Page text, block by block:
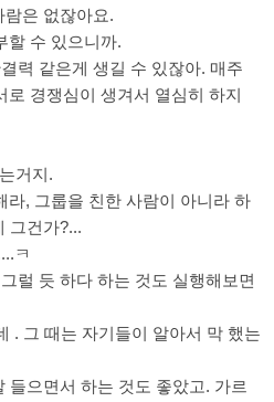
람은 없잖아요.
할 수 있으니까.
력 같은게 생길 수 있잖아. 매주
로 경쟁심이 생겨서 열심히 하지
거지.
라, 그룹을 친한 사람이 아니라 하
그건가?...
ㅋ
럴 듯 하다 하는 것도 실행해보면
. 그 때는 자기들이 알아서 막 했는
들으면서 하는 것도 좋았고. 가르